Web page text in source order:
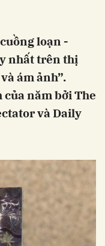
loạn -
nhất trên thị
ám ảnh”.
năm bởi The
và Daily
Gửi